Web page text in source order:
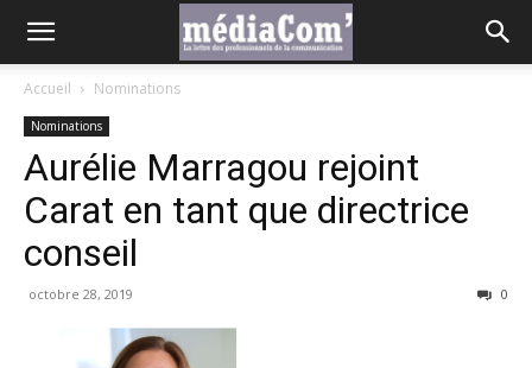
Accueil Nominations
Nominations
Aurélie Marragou rejoint
Carat en tant que directrice
conseil
octobre 28, 2019 0